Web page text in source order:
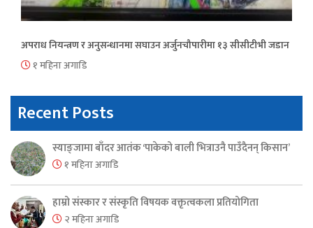
अपराध नियन्त्रण र अनुसन्धानमा सघाउन अर्जुनचौपारीमा १३ सीसीटीभी जडान
१ महिना अगाडि
Recent Posts
स्याङ्जामा बाँदर आतंक ‘पाकेको बाली भित्राउनै पाउँदैनन् किसान’
१ महिना अगाडि
हाम्रो संस्कार र संस्कृति विषयक वक्तृत्वकला प्रतियोगिता
२ महिना अगाडि